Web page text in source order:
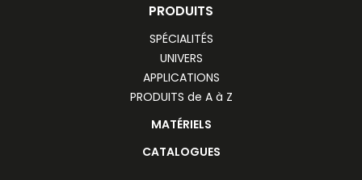
PRODUITS
SPÉCIALITÉS
UNIVERS
APPLICATIONS
PRODUITS de A à Z
MATÉRIELS
CATALOGUES